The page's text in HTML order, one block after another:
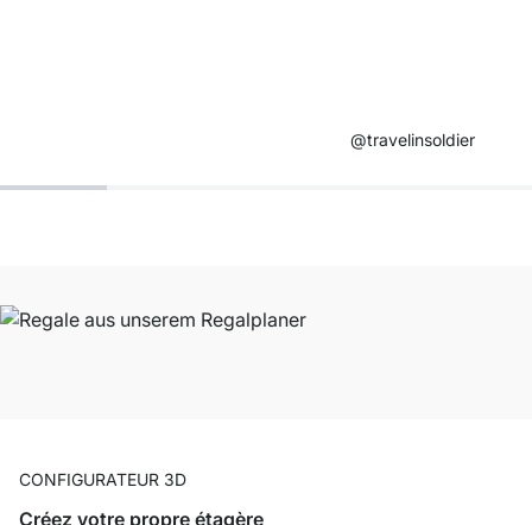
@travelinsoldier​
CONFIGURATEUR 3D
Créez votre propre étagère